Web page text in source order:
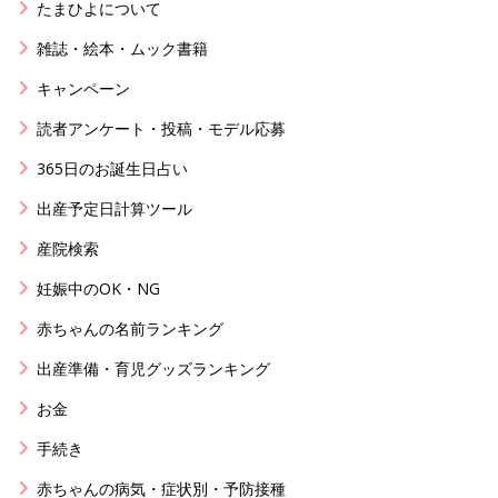
たまひよについて
雑誌・絵本・ムック書籍
キャンペーン
読者アンケート・投稿・モデル応募
365日のお誕生日占い
出産予定日計算ツール
産院検索
妊娠中のOK・NG
赤ちゃんの名前ランキング
出産準備・育児グッズランキング
お金
手続き
赤ちゃんの病気・症状別・予防接種